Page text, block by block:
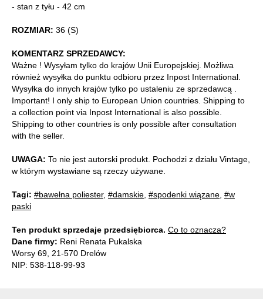
- stan z tyłu - 42 cm
ROZMIAR: 36 (S)
KOMENTARZ SPRZEDAWCY:
Ważne ! Wysyłam tylko do krajów Unii Europejskiej. Możliwa
również wysyłka do punktu odbioru przez Inpost International.
Wysyłka do innych krajów tylko po ustaleniu ze sprzedawcą .
Important! I only ship to European Union countries. Shipping to
a collection point via Inpost International is also possible.
Shipping to other countries is only possible after consultation
with the seller.
UWAGA: To nie jest autorski produkt. Pochodzi z działu Vintage,
w którym wystawiane są rzeczy używane.
Tagi: #bawełna poliester, #damskie #spodenki wiązane #w
paski
Ten produkt sprzedaje przedsiębiorca. Co to oznacza?
Dane firmy: Reni Renata Pukalska
Worsy 69, 21-570 Drelów
NIP: 538-118-99-93